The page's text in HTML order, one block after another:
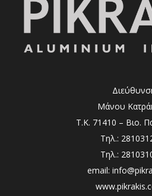
Μάνου
Τ.Κ. 71410 – Βιο.
Τηλ.:
Τηλ.:
email: